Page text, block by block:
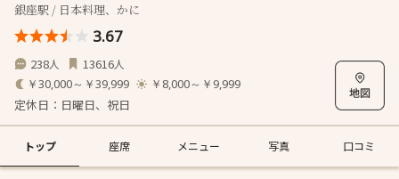
銀座駅 / 日本料理、かに
3.67
238人 13616人
￥30,000～￥39,999 ￥8,000～￥9,999
定休日：日曜日、祝日
トップ 座席 メニュー 写真 口コミ